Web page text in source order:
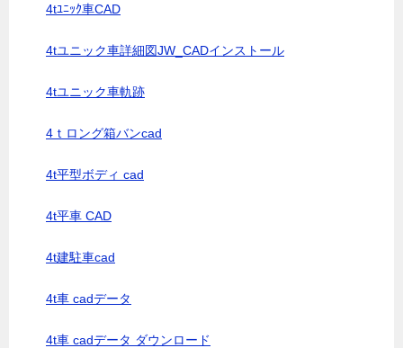
4tﾕﾆｯｸ車CAD
4tユニック車詳細図JW_CADインストール
4tユニック車軌跡
4ｔロング箱バンcad
4t平型ボディ cad
4t平車 CAD
4t建駐車cad
4t車 cadデータ
4t車 cadデータ ダウンロード